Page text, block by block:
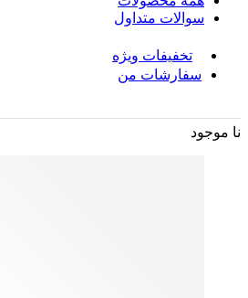
سوالات متداول
تخفیفات ویژه
سفارشات من
نا موجود